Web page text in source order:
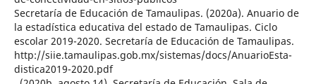
Secretaría de Educación de Tamaulipas. (2020a). Anuario de
la estadística educativa del estado de Tamaulipas. Ciclo
escolar 2019-2020. Secretaría de Educación de Tamaulipas.
http://siie.tamaulipas.gob.mx/sistemas/docs/AnuarioEsta-
distica2019-2020.pdf